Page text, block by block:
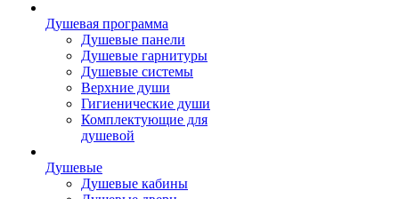
Душевая программа
Душевые панели
Душевые гарнитуры
Душевые системы
Верхние души
Гигиенические души
Комплектующие для
душевой
Душевые
Душевые кабины